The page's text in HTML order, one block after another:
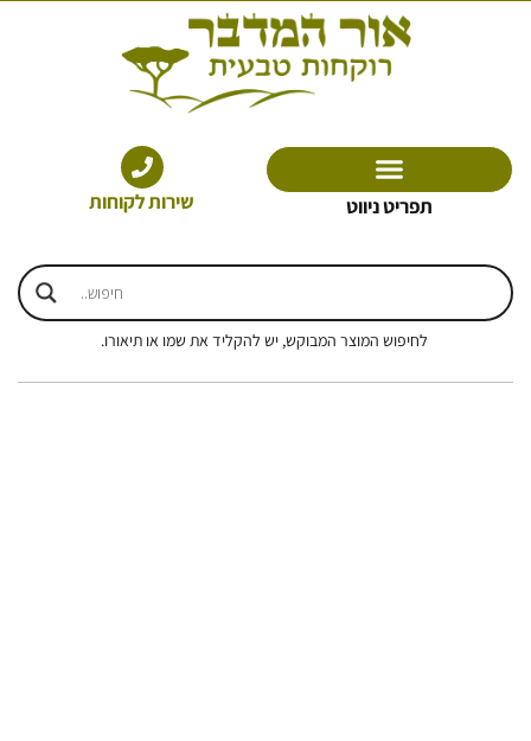
תפריט ניווט שירות לקוחות
לחיפוש המוצר המבוקש, יש להקליד את שמו או תיאורו.